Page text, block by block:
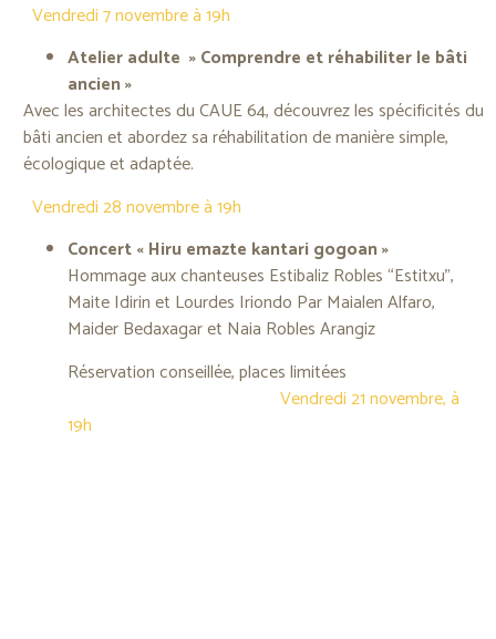
Vendredi 7 novembre à 19h
Atelier adulte » Comprendre et réhabiliter le bâti
ancien »
Avec les architectes du CAUE 64, découvrez les spécificités du
bâti ancien et abordez sa réhabilitation de manière simple,
écologique et adaptée.
Vendredi 28 novembre à 19h
Concert « Hiru emazte kantari gogoan »
Hommage aux chanteuses Estibaliz Robles “Estitxu”,
Maite Idirin et Lourdes Iriondo Par Maialen Alfaro,
Maider Bedaxagar et Naia Robles Arangiz
Réservation conseillée, places limitées
Vendredi 21 novembre, à
19h